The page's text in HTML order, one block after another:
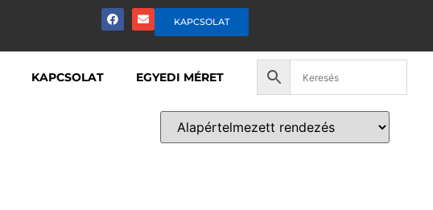
KAPCSOLAT
KAPCSOLAT EGYEDI MÉRET